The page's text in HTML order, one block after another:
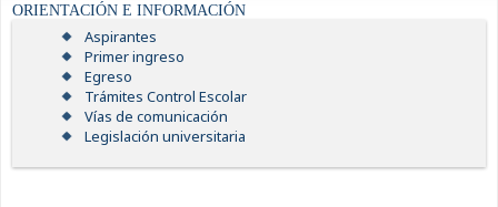
ORIENTACIÓN E INFORMACIÓN
Aspirantes
Primer ingreso
Egreso
Trámites Control Escolar
Vías de comunicación
Legislación universitaria